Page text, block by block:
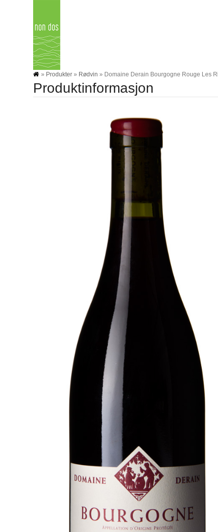
» Produkter » Rødvin » Domaine Derain Bourgogne Rouge Les
Produktinformasjon